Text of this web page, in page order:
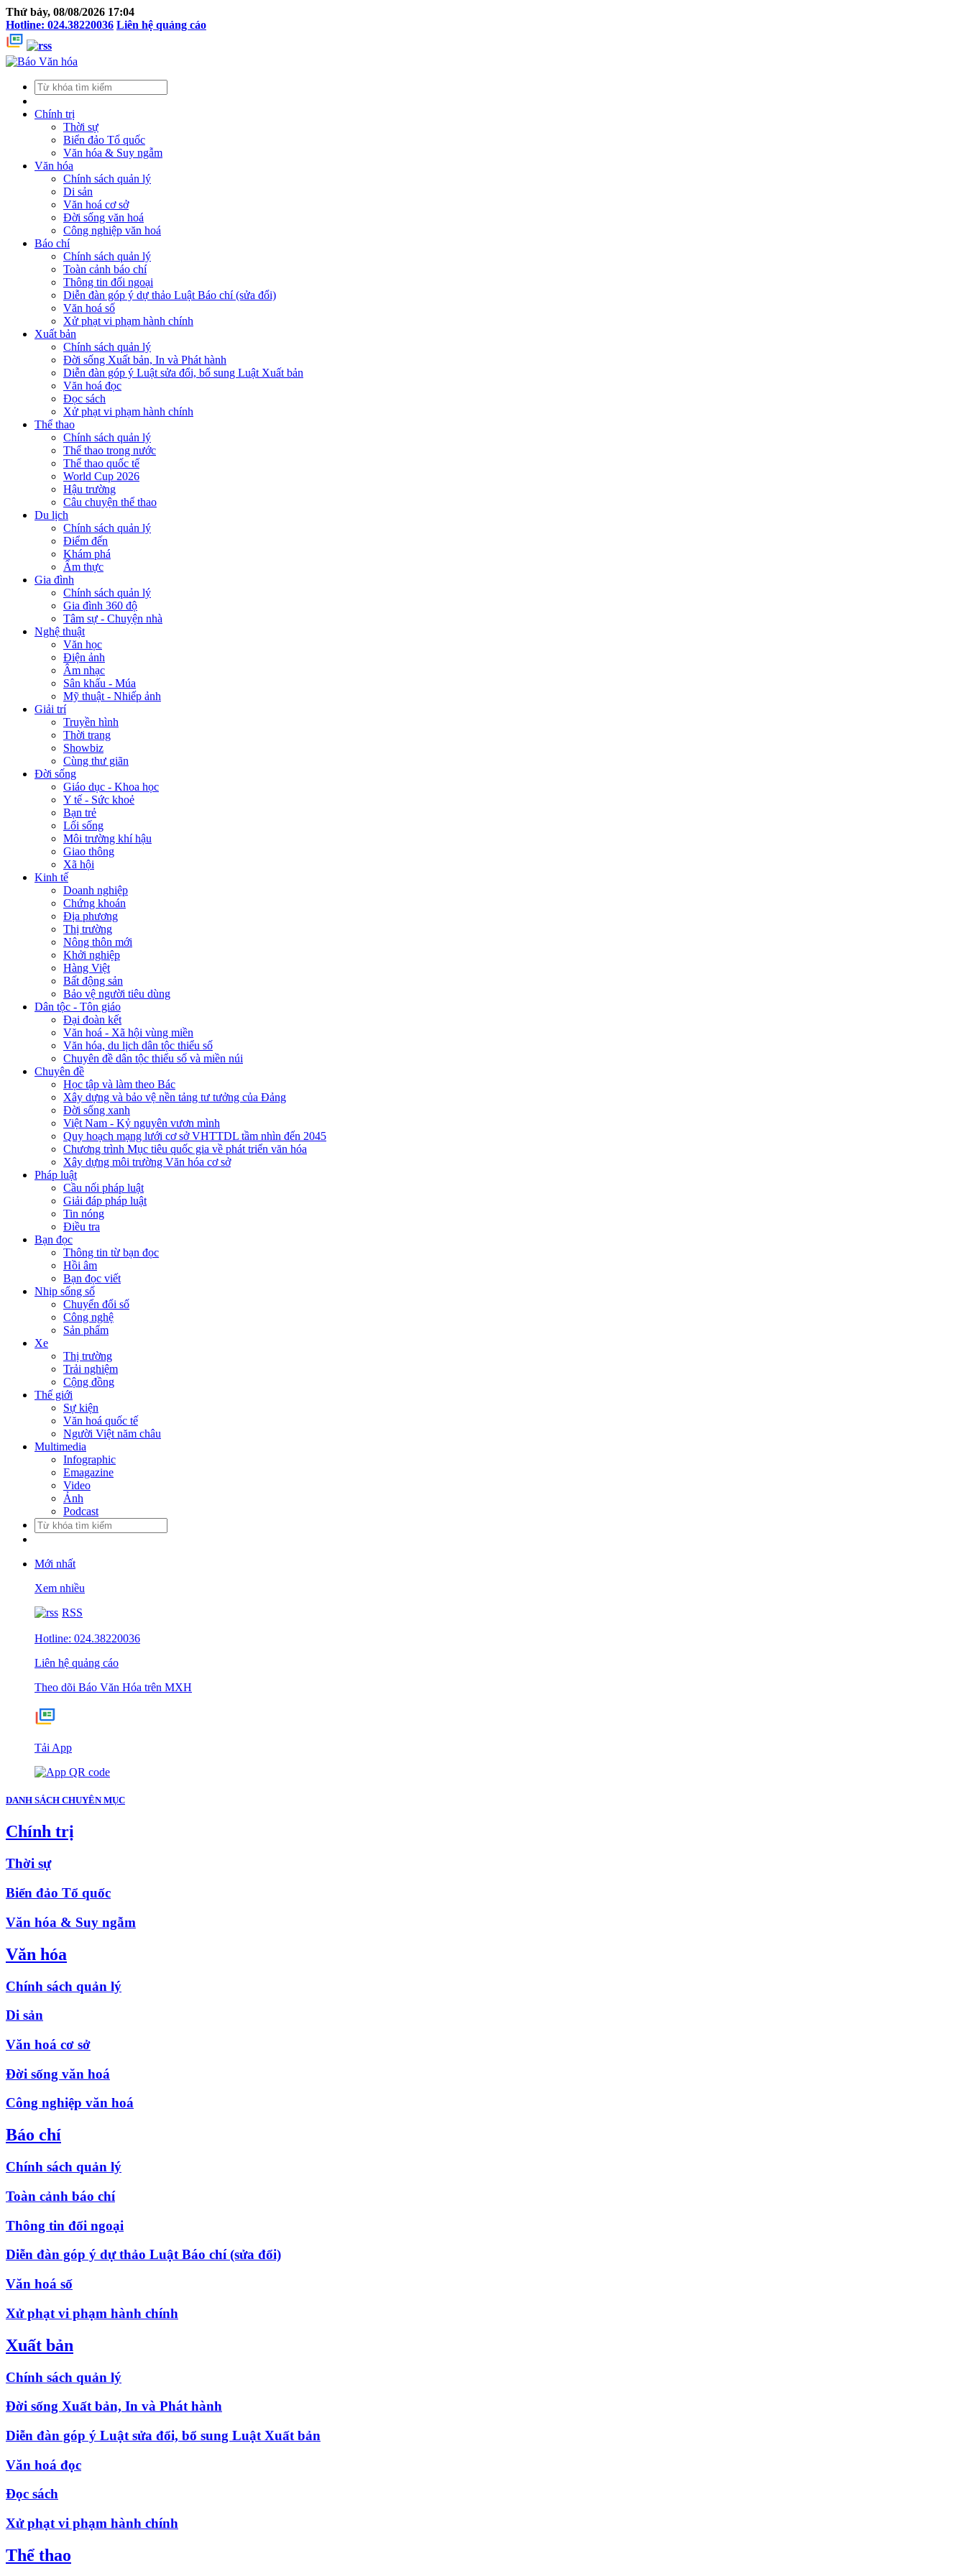
Thứ bảy, 08/08/2026 17:04
Hotline: 024.38220036 Liên hệ quảng cáo
Chính trị
Thời sự
Biển đảo Tổ quốc
Văn hóa & Suy ngẫm
Văn hóa
Chính sách quản lý
Di sản
Văn hoá cơ sở
Đời sống văn hoá
Công nghiệp văn hoá
Báo chí
Chính sách quản lý
Toàn cảnh báo chí
Thông tin đối ngoại
Diễn đàn góp ý dự thảo Luật Báo chí (sửa đổi)
Văn hoá số
Xử phạt vi phạm hành chính
Xuất bản
Chính sách quản lý
Đời sống Xuất bản, In và Phát hành
Diễn đàn góp ý Luật sửa đổi, bổ sung Luật Xuất bản
Văn hoá đọc
Đọc sách
Xử phạt vi phạm hành chính
Thể thao
Chính sách quản lý
Thể thao trong nước
Thể thao quốc tế
World Cup 2026
Hậu trường
Câu chuyện thể thao
Du lịch
Chính sách quản lý
Điểm đến
Khám phá
Ẩm thực
Gia đình
Chính sách quản lý
Gia đình 360 độ
Tâm sự - Chuyện nhà
Nghệ thuật
Văn học
Điện ảnh
Âm nhạc
Sân khấu - Múa
Mỹ thuật - Nhiếp ảnh
Giải trí
Truyền hình
Thời trang
Showbiz
Cùng thư giãn
Đời sống
Giáo dục - Khoa học
Y tế - Sức khoẻ
Bạn trẻ
Lối sống
Môi trường khí hậu
Giao thông
Xã hội
Kinh tế
Doanh nghiệp
Chứng khoán
Địa phương
Thị trường
Nông thôn mới
Khởi nghiệp
Hàng Việt
Bất động sản
Bảo vệ người tiêu dùng
Dân tộc - Tôn giáo
Đại đoàn kết
Văn hoá - Xã hội vùng miền
Văn hóa, du lịch dân tộc thiểu số
Chuyên đề dân tộc thiểu số và miền núi
Chuyên đề
Học tập và làm theo Bác
Xây dựng và bảo vệ nền tảng tư tưởng của Đảng
Đời sống xanh
Việt Nam - Kỷ nguyên vươn mình
Quy hoạch mạng lưới cơ sở VHTTDL tầm nhìn đến 2045
Chương trình Mục tiêu quốc gia về phát triển văn hóa
Xây dựng môi trường Văn hóa cơ sở
Pháp luật
Cầu nối pháp luật
Giải đáp pháp luật
Tin nóng
Điều tra
Bạn đọc
Thông tin từ bạn đọc
Hồi âm
Bạn đọc viết
Nhịp sống số
Chuyển đổi số
Công nghệ
Sản phẩm
Xe
Thị trường
Trải nghiệm
Cộng đồng
Thế giới
Sự kiện
Văn hoá quốc tế
Người Việt năm châu
Multimedia
Infographic
Emagazine
Video
Ảnh
Podcast
Mới nhất
Xem nhiều
RSS
Hotline: 024.38220036
Liên hệ quảng cáo
Theo dõi Báo Văn Hóa trên MXH
Tải App
DANH SÁCH CHUYÊN MỤC
Chính trị
Thời sự
Biển đảo Tổ quốc
Văn hóa & Suy ngẫm
Văn hóa
Chính sách quản lý
Di sản
Văn hoá cơ sở
Đời sống văn hoá
Công nghiệp văn hoá
Báo chí
Chính sách quản lý
Toàn cảnh báo chí
Thông tin đối ngoại
Diễn đàn góp ý dự thảo Luật Báo chí (sửa đổi)
Văn hoá số
Xử phạt vi phạm hành chính
Xuất bản
Chính sách quản lý
Đời sống Xuất bản, In và Phát hành
Diễn đàn góp ý Luật sửa đổi, bổ sung Luật Xuất bản
Văn hoá đọc
Đọc sách
Xử phạt vi phạm hành chính
Thể thao